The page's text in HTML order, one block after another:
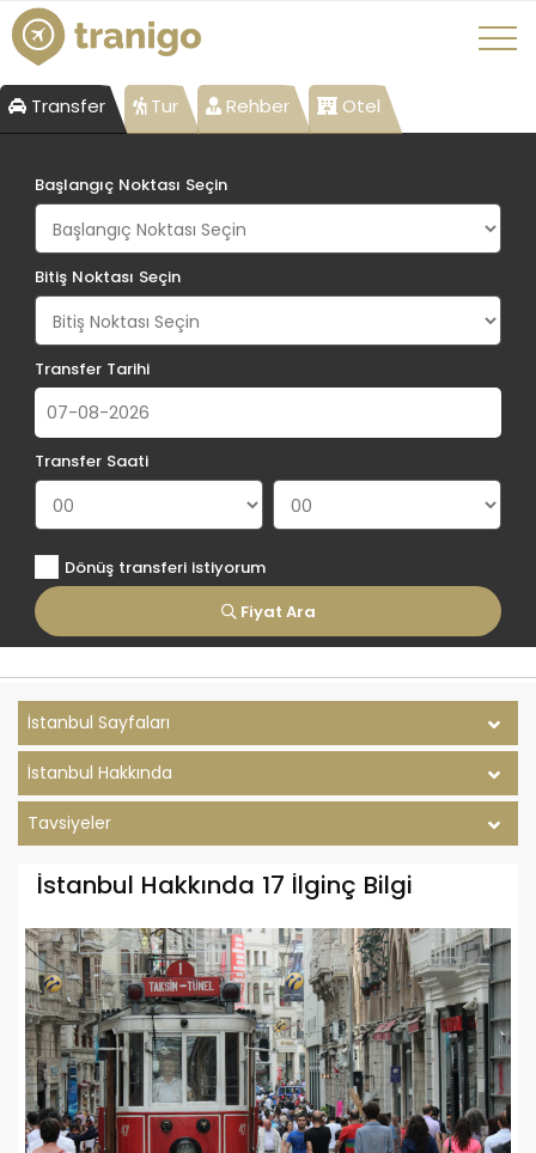
Transfer Tur Rehber Otel
Başlangıç Noktası Seçin
Bitiş Noktası Seçin
Transfer Tarihi
Transfer Saati
Fiyat Ara
Dönüş transferi istiyorum
İstanbul Sayfaları
İstanbul Hakkında
Tavsiyeler
İstanbul Hakkında 17 İlginç Bilgi